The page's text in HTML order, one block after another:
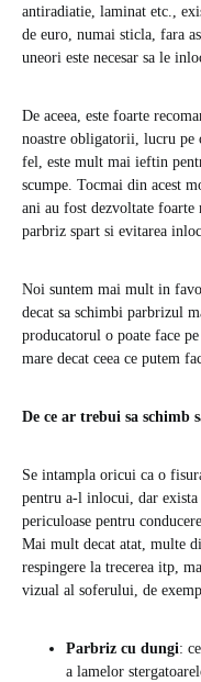
antiradiatie, laminat etc.,
de euro, numai sticla, fara
uneori este necesar sa le
De aceea, este foarte
noastre obligatorii, lucru pe
fel, este mult mai ieftin
scumpe. Tocmai din acest
ani au fost dezvoltate
parbriz spart si evitarea
Noi suntem mai mult in
decat sa schimbi parbrizul
producatorul o poate face
mare decat ceea ce putem
De ce ar trebui sa schimb
Se intampla oricui ca o
pentru a-l inlocui, dar
periculoase pentru
Mai mult decat atat, multe
respingere la trecerea itp,
vizual al soferului, de
Parbriz cu dungi:
a lamelor